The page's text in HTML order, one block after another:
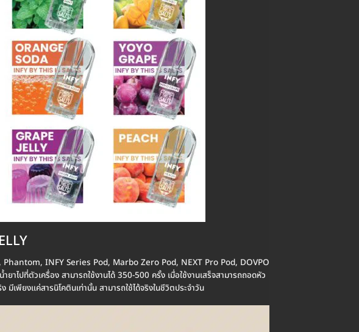
Phantom, INFY Series Pod, Marbo Zero Pod, NEXT Pro Pod, DOVPO
ไปที่ตัวเครื่อง สามารถใช้งานได้ 350-500 ครั้ง เมื่อใช้งานเสร็จสามารถถอดหัว
มีเพียงแค่สารนิโคตินเท่านั้น สามารถใช้ได้จริงในชีวิตประจำวัน